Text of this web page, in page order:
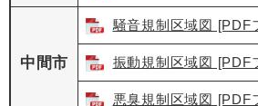
中間市
騒音規制区域図 [PDF
振動規制区域図 [PDF
悪臭規制区域図 [PDF